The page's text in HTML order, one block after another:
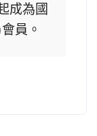
成為國
員。